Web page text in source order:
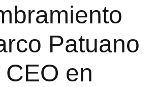
Patuano
en